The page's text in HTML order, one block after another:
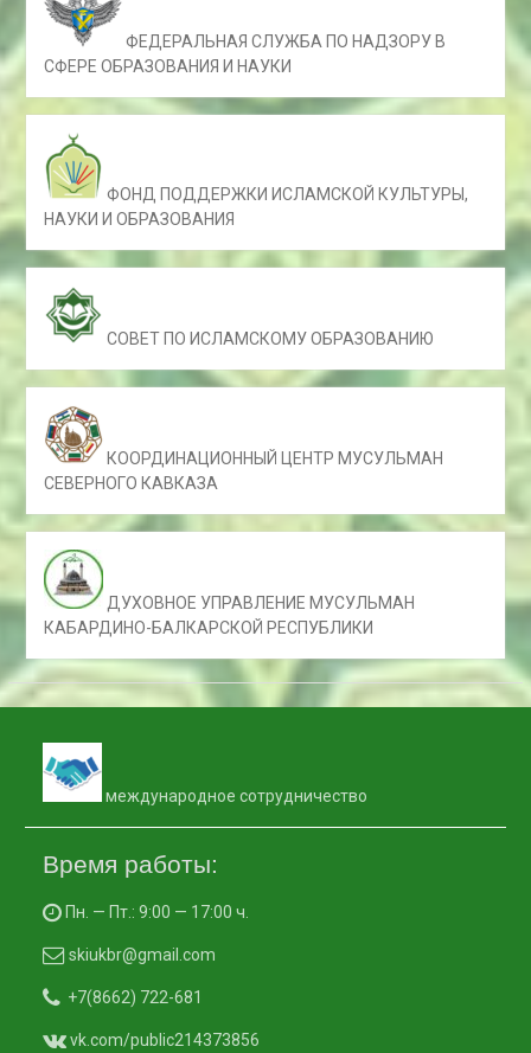
ФЕДЕРАЛЬНАЯ СЛУЖБА ПО НАДЗОРУ В
СФЕРЕ ОБРАЗОВАНИЯ И НАУКИ
ФОНД ПОДДЕРЖКИ ИСЛАМСКОЙ КУЛЬТУРЫ,
НАУКИ И ОБРАЗОВАНИЯ
СОВЕТ ПО ИСЛАМСКОМУ ОБРАЗОВАНИЮ
КООРДИНАЦИОННЫЙ ЦЕНТР МУСУЛЬМАН
СЕВЕРНОГО КАВКАЗА
ДУХОВНОЕ УПРАВЛЕНИЕ МУСУЛЬМАН
КАБАРДИНО-БАЛКАРСКОЙ РЕСПУБЛИКИ
международное сотрудничество
Время работы:
Пн. — Пт.: 9:00 — 17:00 ч.
skiukbr@gmail.com
+7(8662) 722-681
vk.com/public214373856